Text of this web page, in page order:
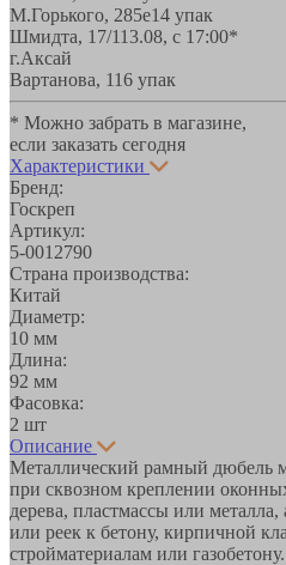
М.Горького, 285е14 упак
Шмидта, 17/113.08, с 17:00*
г.Аксай
Вартанова, 116 упак
* Можно забрать в магазине,
если заказать сегодня
Характеристики
Бренд:
Госкреп
Артикул:
5-0012790
Страна производства:
Китай
Диаметр:
10 мм
Длина:
92 мм
Фасовка:
2 шт
Описание
Металлический рамный дюбель
при сквозном креплении
дерева, пластмассы или
или реек к бетону, кирпичной
стройматериалам или газобетону.